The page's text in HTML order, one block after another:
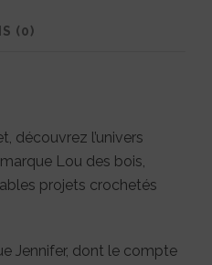
(0)
découvrez l’univers
Lou des bois,
projets crochetés
Jennifer, dont le compte